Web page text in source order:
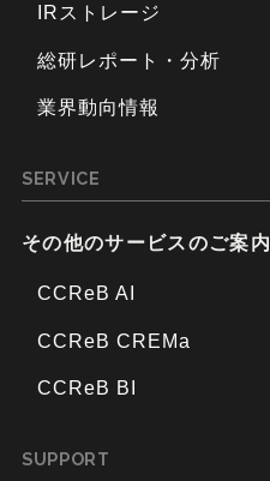
IRストレージ
総研レポート・分析
業界動向情報
SERVICE
その他のサービスのご案内
CCReB AI
CCReB CREMa
CCReB BI
SUPPORT